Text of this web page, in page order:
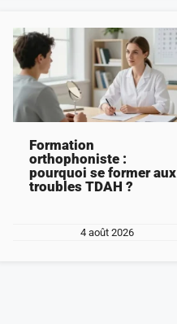
Formation
orthophoniste :
pourquoi se former aux
troubles TDAH ?
4 août 2026